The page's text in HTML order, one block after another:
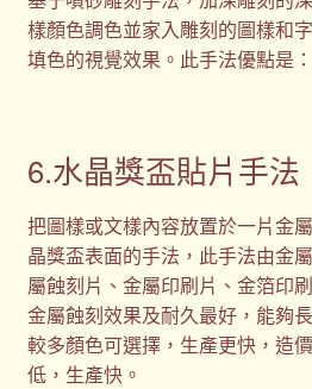
樣顏色調色並家入雕刻的圖樣和
填色的視覺效果。此手法優點是
6.水晶獎盃貼片手法
把圖樣或文樣內容放置於一片金
晶獎盃表面的手法，此手法由金
屬蝕刻片、金屬印刷片、金箔印
金屬蝕刻效果及耐久最好，能夠
較多顏色可選擇，生產更快，造
低，生產快。